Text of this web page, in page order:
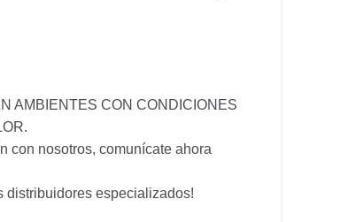
AMBIENTES CON CONDICIONES
con nosotros, comunícate ahora
distribuidores especializados!